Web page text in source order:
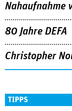
Nahaufnahme
80 Jahre DEFA
Christopher
TIPPS